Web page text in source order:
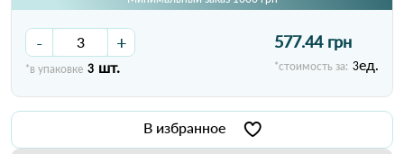
- +
*в упаковке 3 шт.
577.44 грн
*стоимость за: 3ед.
В избранное